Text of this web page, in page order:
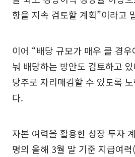
향을 지속 검토할 계획”이라고
이어 “배당 규모가 매우 클 경
눠 배당하는 방안도 검토하고
당주로 자리매김할 수 있도록
다.
자본 여력을 활용한 성장 투자
명의 올해 3월 말 기준 지급여